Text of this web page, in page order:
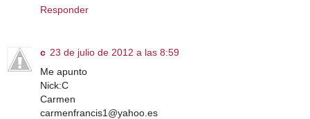
Responder
c 23 de julio de 2012 a las 8:59
Me apunto
Nick:C
Carmen
carmenfrancis1@yahoo.es